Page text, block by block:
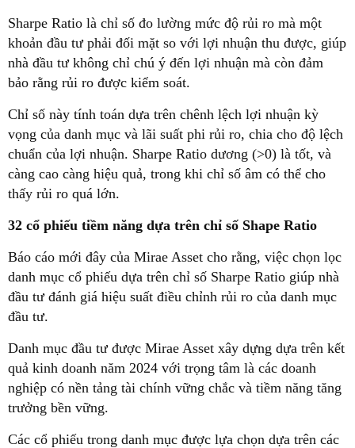
Sharpe Ratio là chỉ số đo lường mức độ rủi ro mà một
khoản đầu tư phải đối mặt so với lợi nhuận thu được, giúp
nhà đầu tư không chỉ chú ý đến lợi nhuận mà còn đảm
bảo rằng rủi ro được kiểm soát.
Chỉ số này tính toán dựa trên chênh lệch lợi nhuận kỳ
vọng của danh mục và lãi suất phi rủi ro, chia cho độ lệch
chuẩn của lợi nhuận. Sharpe Ratio dương (>0) là tốt, và
càng cao càng hiệu quả, trong khi chỉ số âm có thể cho
thấy rủi ro quá lớn.
32 cổ phiếu tiềm năng dựa trên chỉ số Shape Ratio
Báo cáo mới đây của Mirae Asset cho rằng, việc chọn lọc
danh mục cổ phiếu dựa trên chỉ số Sharpe Ratio giúp nhà
đầu tư đánh giá hiệu suất điều chỉnh rủi ro của danh mục
đầu tư.
Danh mục đầu tư được Mirae Asset xây dựng dựa trên kết
quả kinh doanh năm 2024 với trọng tâm là các doanh
nghiệp có nền tảng tài chính vững chắc và tiềm năng tăng
trưởng bền vững.
Các cổ phiếu trong danh mục được lựa chọn dựa trên các